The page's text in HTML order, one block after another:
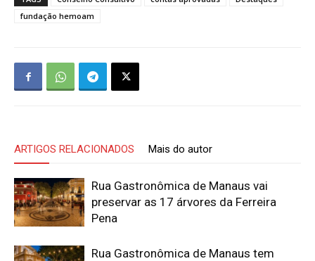
fundação hemoam
ARTIGOS RELACIONADOS Mais do autor
Rua Gastronômica de Manaus vai
preservar as 17 árvores da Ferreira
Pena
Rua Gastronômica de Manaus tem